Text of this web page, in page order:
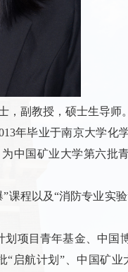
，副教授，硕士生导师。
年毕业于南京大学化
中国矿业大学第六批
课程以及“消防专业实
划项目青年基金、中国
“启航计划” 、中国矿